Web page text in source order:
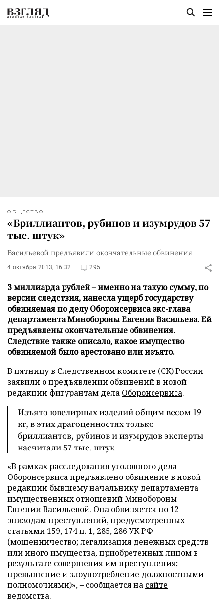
ОБЩЕСТВО
«Бриллиантов, рубинов и изумрудов 57
тыс. штук»
Васильевой предъявили окончательные обвинения
4 октября 2013, 16:32 295
3 миллиарда рублей – именно на такую сумму, по
версии следствия, нанесла ущерб государству
обвиняемая по делу Оборонсервиса экс-глава
департамента Минобороны Евгения Васильева. Ей
предъявлены окончательные обвинения.
Следствие также описало, какое имущество
обвиняемой было арестовано или изъято.
В пятницу в Следственном комитете (СК) России
заявили о предъявлении обвинений в новой
редакции фигурантам дела Оборонсервиса.
Изъято ювелирных изделий общим весом 19
кг, в этих драгоценностях только
бриллиантов, рубинов и изумрудов эксперты
насчитали 57 тыс. штук
«В рамках расследования уголовного дела
Оборонсервиса предъявлено обвинение в новой
редакции бывшему начальнику департамента
имущественных отношений Минобороны
Евгении Васильевой. Она обвиняется по 12
эпизодам преступлений, предусмотренных
статьями 159, 174 п. 1, 285, 286 УК РФ
(мошенничество; легализация денежных средств
или иного имущества, приобретенных лицом в
результате совершения им преступления;
превышение и злоупотребление должностными
полномочиями)», – сообщается на сайте
ведомства.